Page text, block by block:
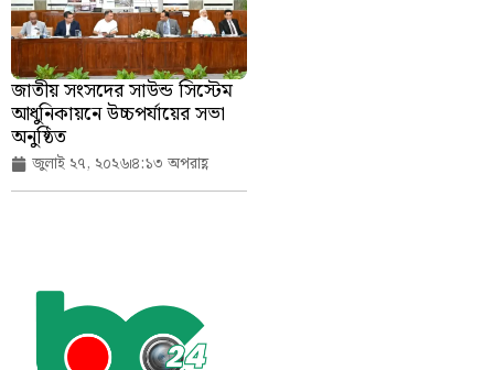
জাতীয় সংসদের সাউন্ড সিস্টেম
আধুনিকায়নে উচ্চপর্যায়ের সভা
অনুষ্ঠিত
জুলাই ২৭, ২০২৬৪:১৩ অপরাহ্ণ